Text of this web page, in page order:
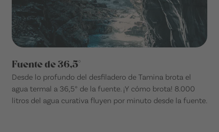
Fuente de 36,5°
Desde lo profundo del desfiladero de Tamina brota el
agua termal a 36,5° de la fuente. ¡Y cómo brota! 8.000
litros del agua curativa fluyen por minuto desde la fuente.